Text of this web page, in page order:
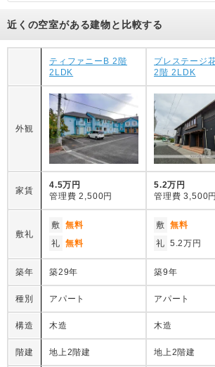
近くの空室がある建物と比較する
ティファニーB 2階
2LDK
プレステージ
2階 2LDK
外観
家賃
4.5万円
管理費 2,500円
5.2万円
管理費 3,500円
敷礼
敷 無料
礼 無料
敷 無料
礼 5.2万円
築年 築29年 築9年
種別 アパート アパート
構造 木造 木造
階建 地上2階建 地上2階建